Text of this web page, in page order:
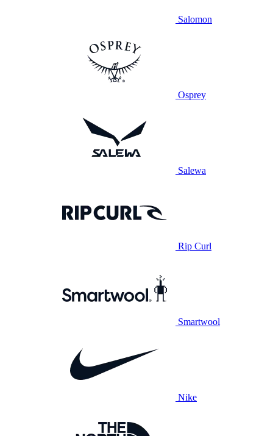
Salomon
Osprey
Salewa
Rip Curl
Smartwool
Nike